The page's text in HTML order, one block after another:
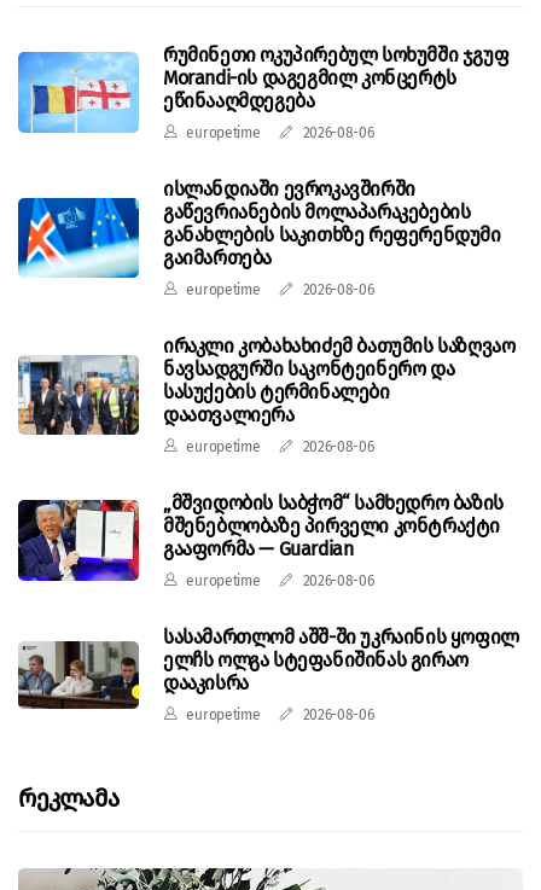
რუმინეთი ოკუპირებულ სოხუმში ჯგუფ
Morandi-ის დაგეგმილ კონცერტს
ეწინააღმდეგება
europetime 2026-08-06
ისლანდიაში ევროკავშირში
გაწევრიანების მოლაპარაკებების
განახლების საკითხზე რეფერენდუმი
გაიმართება
europetime 2026-08-06
ირაკლი კობახახიძემ ბათუმის საზღვაო
ნავსადგურში საკონტეინერო და
სასუქების ტერმინალები
დაათვალიერა
europetime 2026-08-06
„მშვიდობის საბჭომ“ სამხედრო ბაზის
მშენებლობაზე პირველი კონტრაქტი
გააფორმა — Guardian
europetime 2026-08-06
სასამართლომ აშშ-ში უკრაინის ყოფილ
ელჩს ოლგა სტეფანიშინას გირაო
დააკისრა
europetime 2026-08-06
Რეკლამა